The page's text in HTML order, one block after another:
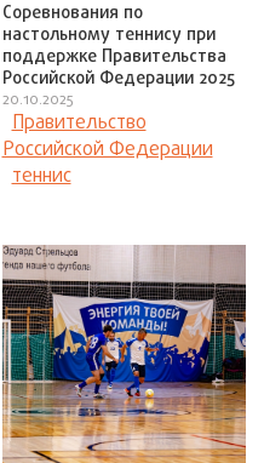
Соревнования по
настольному теннису при
поддержке Правительства
Российской Федерации 2025
20.10.2025
Правительство
Российской Федерации
теннис